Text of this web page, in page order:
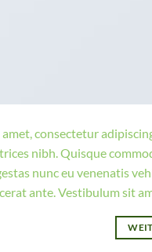
consectetur
nibh. Quisque
nunc eu venenatis
ante. Vestibulum sit